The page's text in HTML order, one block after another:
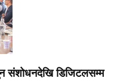
संशोधनदेखि डिजिटलसम्म